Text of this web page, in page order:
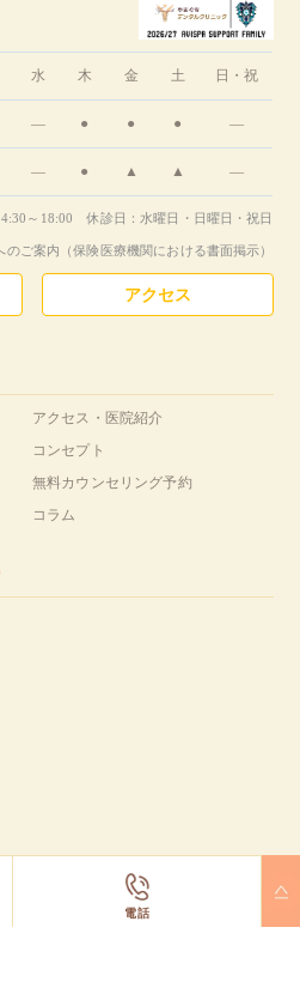
水 木 金 土 日・祝
― ● ● ● ―
― ● ▲ ▲ ―
～18:00 休診日：水曜日・日曜日・祝日
のご案内（保険医療機関における書面掲示）
アクセス
アクセス・医院紹介
コンセプト
無料カウンセリング予約
コラム
All Right Reserved.
電話